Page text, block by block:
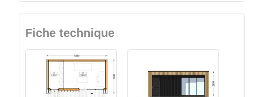
Fiche technique